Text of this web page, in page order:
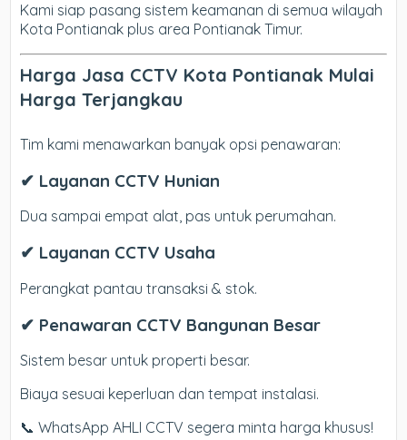
Kami siap pasang sistem keamanan di semua wilayah
Kota Pontianak plus area Pontianak Timur.
Harga Jasa CCTV Kota Pontianak Mulai
Harga Terjangkau
Tim kami menawarkan banyak opsi penawaran:
✔ Layanan CCTV Hunian
Dua sampai empat alat, pas untuk perumahan.
✔ Layanan CCTV Usaha
Perangkat pantau transaksi & stok.
✔ Penawaran CCTV Bangunan Besar
Sistem besar untuk properti besar.
Biaya sesuai keperluan dan tempat instalasi.
📞 WhatsApp AHLI CCTV segera minta harga khusus!